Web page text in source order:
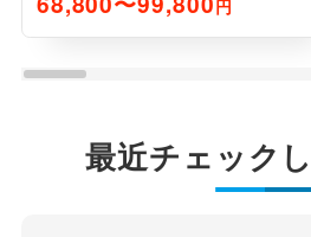
円
最近チェック